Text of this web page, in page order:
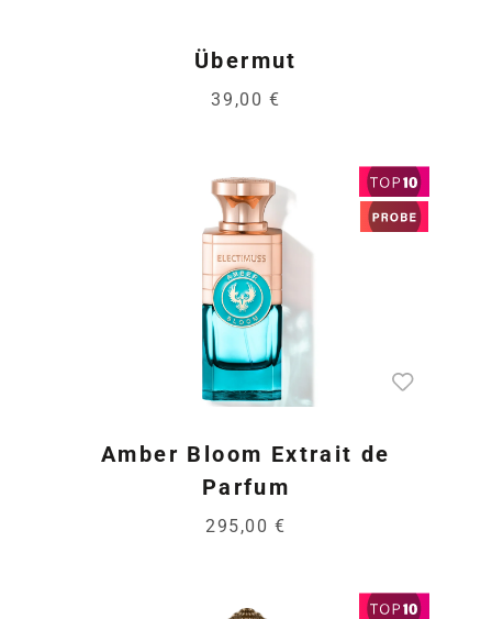
Übermut
39,00 €
Amber Bloom Extrait de
Parfum
295,00 €